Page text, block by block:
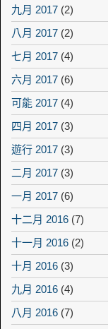
九月 2017 (2)
八月 2017 (2)
七月 2017 (4)
六月 2017 (6)
可能 2017 (4)
四月 2017 (3)
遊行 2017 (3)
二月 2017 (3)
一月 2017 (6)
十二月 2016 (7)
十一月 2016 (2)
十月 2016 (3)
九月 2016 (4)
八月 2016 (7)